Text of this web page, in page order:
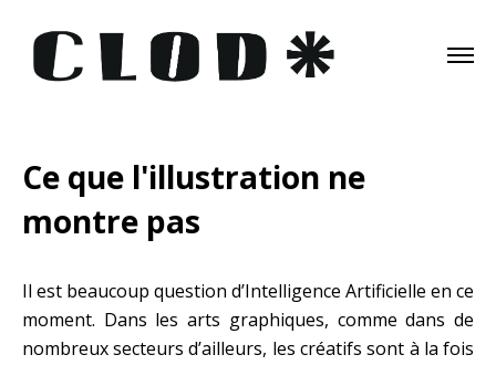
Ce que l'illustration ne
montre pas
Il est beaucoup question d’Intelligence Artificielle en ce
moment. Dans les arts graphiques, comme dans de
nombreux secteurs d’ailleurs, les créatifs sont à la fois